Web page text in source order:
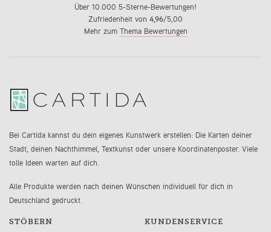
Über 10.000 5-Sterne-Bewertungen!
Zufriedenheit von 4,96/5,00
Mehr zum Thema Bewertungen
Bei Cartida kannst du dein eigenes Kunstwerk erstellen: Die Karten deiner
Stadt, deinen Nachthimmel, Textkunst oder unsere Koordinatenposter. Viele
tolle Ideen warten auf dich.
Alle Produkte werden nach deinen Wünschen individuell für dich in
Deutschland gedruckt.
STÖBERN KUNDENSERVICE